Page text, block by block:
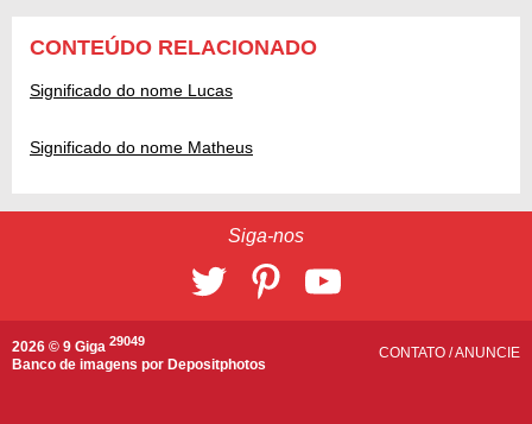
CONTEÚDO RELACIONADO
Significado do nome Lucas
Significado do nome Matheus
Siga-nos
2026 © 9 Giga 29049
Banco de imagens por Depositphotos
CONTATO /ANUNCIE